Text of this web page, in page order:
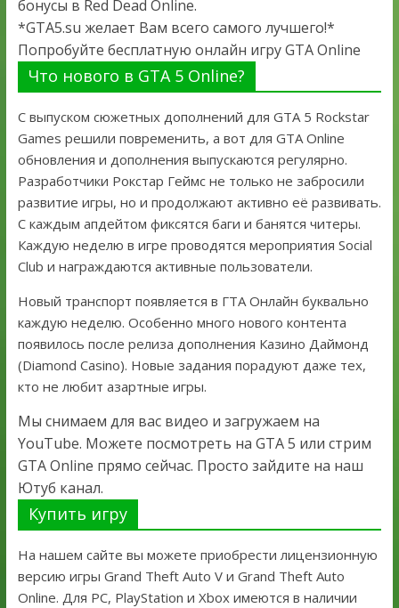
бонусы в Red Dead Online.
*GTA5.su желает Вам всего самого лучшего!*
Попробуйте бесплатную онлайн игру GTA Online
Что нового в GTA 5 Online?
С выпуском сюжетных дополнений для GTA 5 Rockstar
Games решили повременить, а вот для GTA Online
обновления и дополнения выпускаются регулярно.
Разработчики Рокстар Геймс не только не забросили
развитие игры, но и продолжают активно её развивать.
С каждым апдейтом фиксятся баги и банятся читеры.
Каждую неделю в игре проводятся мероприятия Social
Club и награждаются активные пользователи.
Новый транспорт появляется в ГТА Онлайн буквально
каждую неделю. Особенно много нового контента
появилось после релиза дополнения Казино Даймонд
(Diamond Casino). Новые задания порадуют даже тех,
кто не любит азартные игры.
Мы снимаем для вас видео и загружаем на
YouTube. Можете посмотреть на GTA 5 или стрим
GTA Online прямо сейчас. Просто зайдите на наш
Ютуб канал.
Купить игру
На нашем сайте вы можете приобрести лицензионную
версию игры Grand Theft Auto V и Grand Theft Auto
Online. Для PC, PlayStation и Xbox имеются в наличии